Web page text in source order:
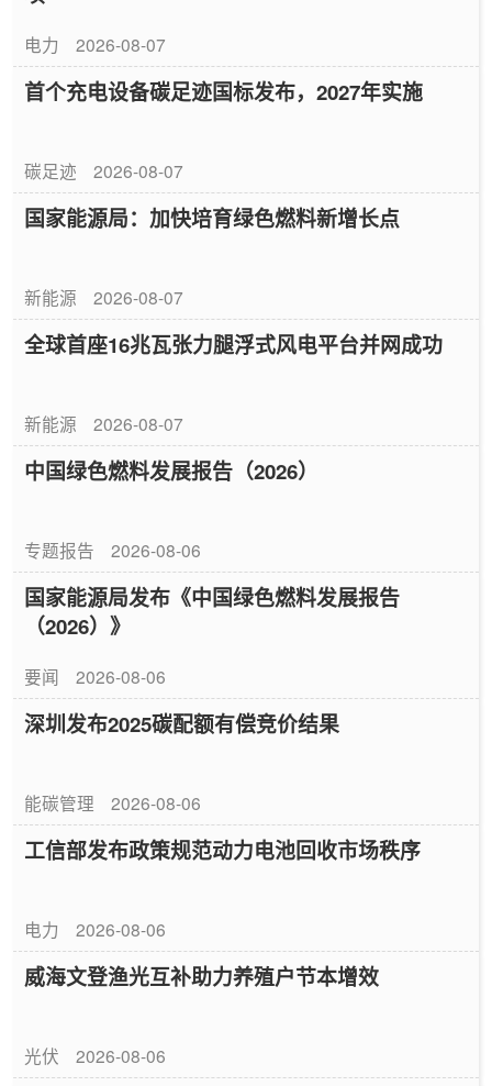
电力 2026-08-07
首个充电设备碳足迹国标发布，2027年实施
碳足迹 2026-08-07
国家能源局：加快培育绿色燃料新增长点
新能源 2026-08-07
全球首座16兆瓦张力腿浮式风电平台并网成功
新能源 2026-08-07
中国绿色燃料发展报告（2026）
专题报告 2026-08-06
国家能源局发布《中国绿色燃料发展报告
（2026）》
要闻 2026-08-06
深圳发布2025碳配额有偿竞价结果
能碳管理 2026-08-06
工信部发布政策规范动力电池回收市场秩序
电力 2026-08-06
威海文登渔光互补助力养殖户节本增效
光伏 2026-08-06